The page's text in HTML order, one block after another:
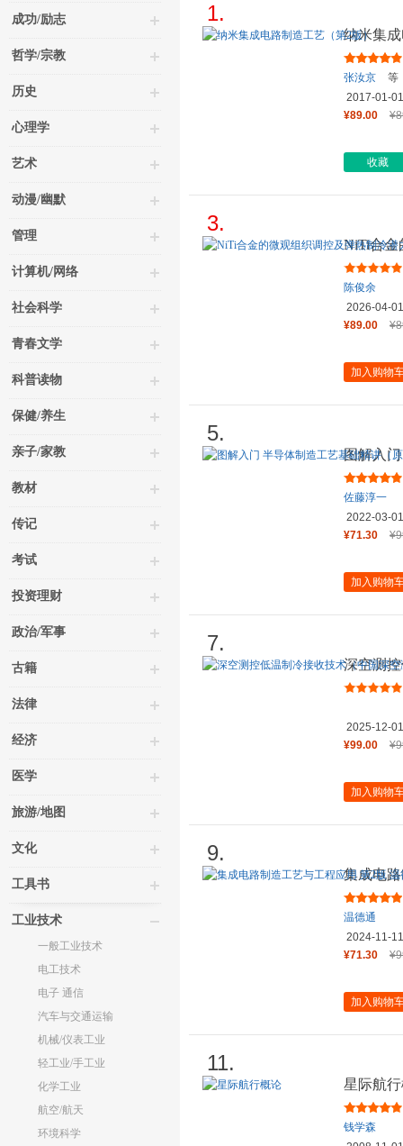
成功/励志
哲学/宗教
历史
心理学
艺术
动漫/幽默
管理
计算机/网络
社会科学
青春文学
科普读物
保健/养生
亲子/家教
教材
传记
考试
投资理财
政治/军事
古籍
法律
经济
医学
旅游/地图
文化
工具书
工业技术
一般工业技术
电工技术
电子 通信
汽车与交通运输
机械/仪表工业
轻工业/手工业
化学工业
航空/航天
环境科学
1.
纳米集
张汝京
等
2017-01-01
¥89.00
收藏
3.
NiTi合金
的提升
陈俊余
2026-04-01
¥89.00
加入购物
5.
图解入
第4版）
佐藤淳一
2022-03-01
¥71.30
加入购物
7.
深空测
控技术
2025-12-01
¥99.00
加入购物
9.
集成电
通
温德通
2024-11-11
¥71.30
加入购物
11.
星际航
钱学森